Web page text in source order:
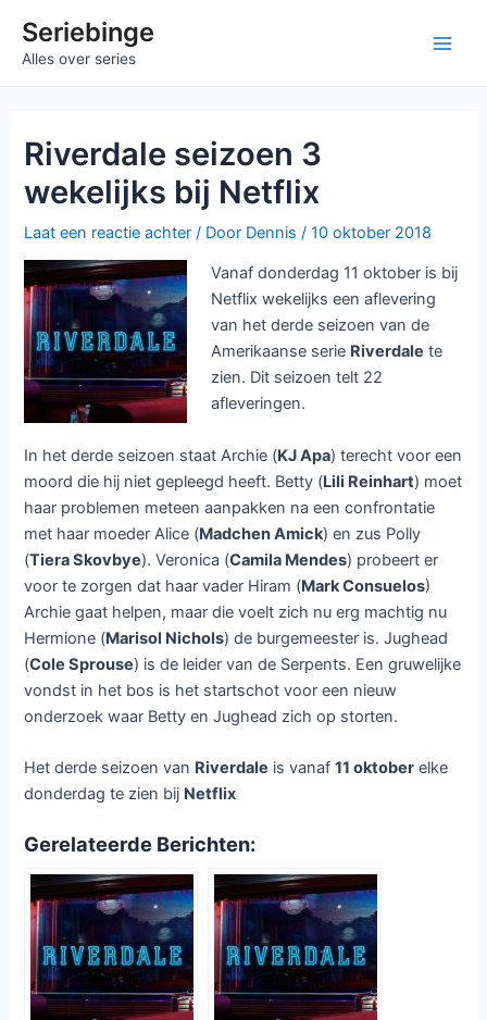
naarSeriebinge
Alles over series
Riverdale seizoen 3
wekelijks bij Netflix
Laat een reactie achter / Door Dennis/10 oktober 2018
Vanaf donderdag 11 oktober is bij
Netflix wekelijks een aflevering
van het derde seizoen van de
Amerikaanse serie Riverdale te
zien. Dit seizoen telt 22
afleveringen.
In het derde seizoen staat Archie (KJ Apa) terecht voor een
moord die hij niet gepleegd heeft. Betty (Lili Reinhart) moet
haar problemen meteen aanpakken na een confrontatie
met haar moeder Alice (Madchen Amick) en zus Polly
(Tiera Skovbye). Veronica (Camila Mendes) probeert er
voor te zorgen dat haar vader Hiram (Mark Consuelos)
Archie gaat helpen, maar die voelt zich nu erg machtig nu
Hermione (Marisol Nichols) de burgemeester is. Jughead
(Cole Sprouse) is de leider van de Serpents. Een gruwelijke
vondst in het bos is het startschot voor een nieuw
onderzoek waar Betty en Jughead zich op storten.
Het derde seizoen van Riverdale is vanaf11 oktober elke
donderdag te zien bij Netflix
Gerelateerde Berichten: